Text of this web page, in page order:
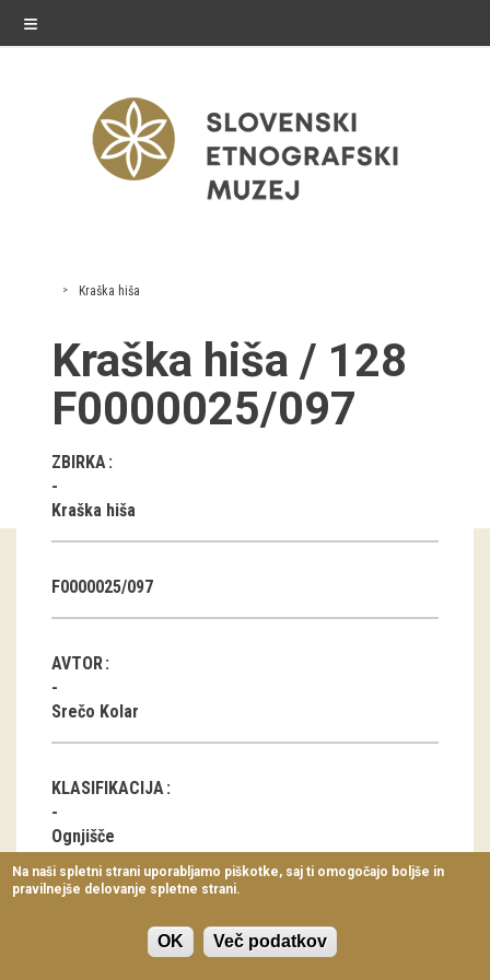
≡
razstave
Stalne razstave
Občasne razstave
Gostovanja
E-razstave
Virtualni sprehodi
Arhiv razstav
dogodki
Prireditve
Predavanja
Delavnice
Vodeni ogledi
Kraška hiša
Kraška hiša / 128
F0000025/097
ZBIRKA
Kraška hiša
F0000025/097
AVTOR
Srečo Kolar
KLASIFIKACIJA
Ognjišče
Na naši spletni strani uporabljamo piškotke, saj ti omogočajo boljše in
pravilnejše delovanje spletne strani.
OK Več podatkov